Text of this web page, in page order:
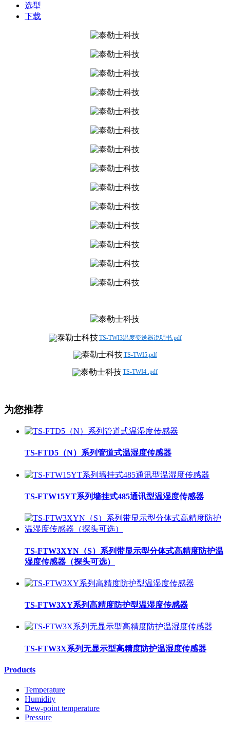
选型
下载
TS-TWI3温度变送器说明书.pdf
TS-TWI5.pdf
TS-TWI4 .pdf
为您推荐
TS-FTD5（N）系列管道式温湿度传感器
TS-FTW15YT系列墙挂式485通讯型温湿度传感器
TS-FTW3XYN（S）系列带显示型分体式高精度防护温
湿度传感器（探头可选）
TS-FTW3XY系列高精度防护型温湿度传感器
TS-FTW3X系列无显示型高精度防护温湿度传感器
Products
Temperature
Humidity
Dew-point temperature
Pressure